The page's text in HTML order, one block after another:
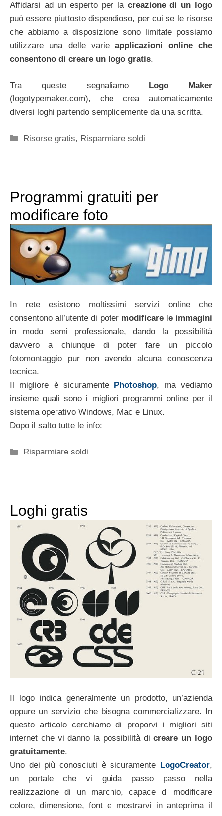
Affidarsi ad un esperto per la creazione di un logo
può essere piuttosto dispendioso, per cui se le risorse
che abbiamo a disposizione sono limitate possiamo
utilizzare una delle varieapplicazioni online che
consentono di creare un logo gratis.
Tra queste segnaliamo Logo Maker
(logotypemaker.com), che crea automaticamente
diversi loghi partendo semplicemente da una scritta.
Categorie
Risorse gratis, Risparmiare soldi
Programmi gratuiti per
modificare foto
In rete esistono moltissimi servizi online che
consentono all’utente di poter modificare le immagini
in modo semi professionale, dando la possibilità
davvero a chiunque di poter fare un piccolo
fotomontaggio pur non avendo alcuna conoscenza
tecnica.
Il migliore è sicuramente Photoshop, ma vediamo
insieme quali sono i migliori programmi online per il
sistema operativo Windows, Mac e Linux.
Dopo il salto tutte le info:
Categorie
Risparmiare soldi
Loghi gratis
Il logo indica generalmente un prodotto, un’azienda
oppure un servizio che bisogna commercializzare. In
questo articolo cerchiamo di proporvi i migliori siti
internet che vi danno la possibilità dicreare un logo
gratuitamente.
Uno dei più conosciuti è sicuramente LogoCreator,
un portale che vi guida passo passo nella
realizzazione di un marchio, capace di modificare
colore, dimensione, font e mostrarvi in anteprima il